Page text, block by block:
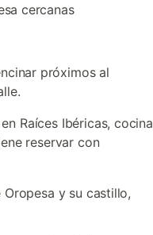
cercanas
próximos al
Raíces Ibéricas, cocina
reservar con
y su castillo,